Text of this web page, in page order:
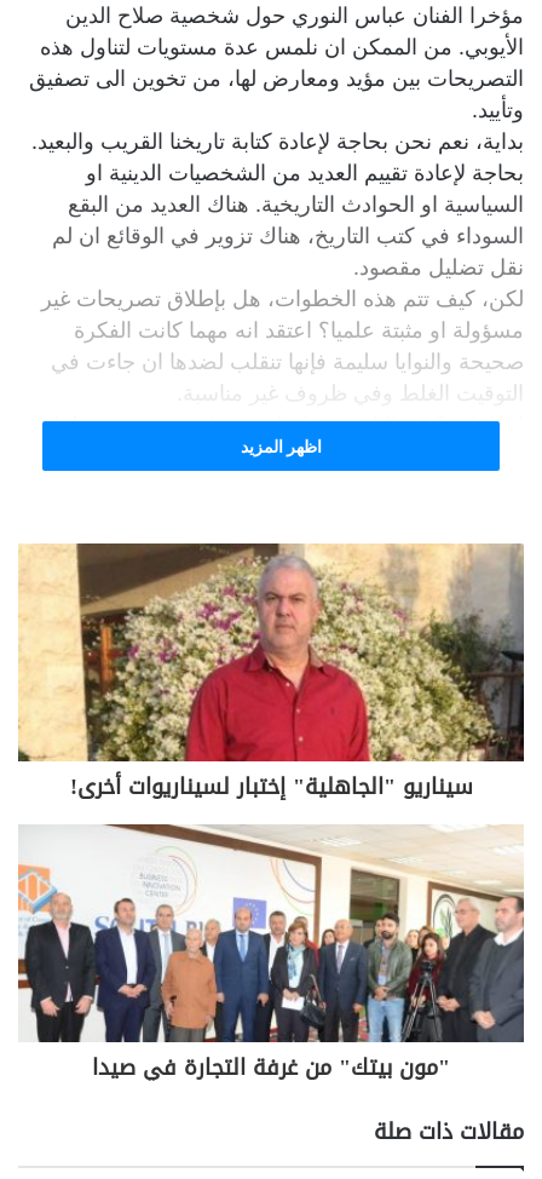
مؤخرا الفنان عباس النوري حول شخصية صلاح الدين
الأيوبي. من الممكن ان نلمس عدة مستويات لتناول هذه
التصريحات بين مؤيد ومعارض لها، من تخوين الى تصفيق
وتأييد.
بداية، نعم نحن بحاجة لإعادة كتابة تاريخنا القريب والبعيد.
بحاجة لإعادة تقييم العديد من الشخصيات الدينية او
السياسية او الحوادث التاريخية. هناك العديد من البقع
السوداء في كتب التاريخ، هناك تزوير في الوقائع ان لم
نقل تضليل مقصود.
لكن، كيف تتم هذه الخطوات، هل بإطلاق تصريحات غير
مسؤولة او مثبتة علميا؟ اعتقد انه مهما كانت الفكرة
صحيحة والنوايا سليمة فإنها تنقلب لضدها ان جاءت في
التوقيت الغلط وفي ظروف غير مناسبة.
ان اعادة كتابة التاريخ تحتاج لمؤسسات، مؤرخين، علماء
اجتماع، والاهم الى علماء محايدين يتميزون بالموضوعية
لست بوارد تفنيد او تأييد تصريحات النوري حول صلاح
الدين الأيوبي. لكن اعتقد انها ادت الى نتائج عكسية …ذلك
ان تناول شخصيات تاريخية او سياسية بعجالة او على
وسائل التواصل الاجتماعي بدون شواهد مثبتة او مستندات
علمية ومحايدة لا تحل المشكلة بل تؤدي الى زيادة
التجاذبات والتفرقة. ان كل من يتابع التعليقات حولها يلمس
ما ذهبنا اليه.
ثم لماذا تثار مثل هذه الامور الان بالذات؟ من المستفيد
من عاصفة التصريحات والتصريحات المعاكسة؟ ومن هذا
التجييش والتخوين من قبل عدة أطراف مؤيدة ومعارضة
لما أورده النوري؟
مرة اخرى نعم نحن بحاجة لإعادة كتابة تاريخنا وتصحيحه،
لإعادة تقييم العديد من الشخصيات الدينية والسياسة وفق
رؤية علمية وموضوعية ومحايدة، لكن ليس على صفحات
التواصل الاجتماعي ومن قبل بعض من ليس له علاقة
بالتقييم الموضوعي او الدقة العلمية بل ينطلق من تحامل
ان الدخول في متاهات التاريخ بعجالة يلحق ضررا بحاضرنا
ومستقبلنا ويساهم في احداث شروخ وتجاذبات وتجييش
لسنا بحاجة اليه الان.
اظهر المزيد
سيناريو "الجاهلية" إختبار لسيناريوات أخرى!
"مون بيتك" من غرفة التجارة في صيدا
مقالات ذات صلة